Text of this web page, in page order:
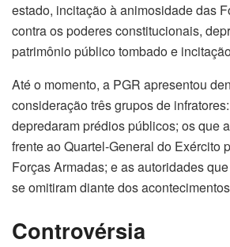
estado, incitação à animosidade das
contra os poderes constitucionais,
patrimônio público tombado e
Até o momento, a PGR apresentou
consideração três grupos de
depredaram prédios públicos; os que
frente ao Quartel-General do Exército
Forças Armadas; e as autoridades
se omitiram diante dos
Controvérsia